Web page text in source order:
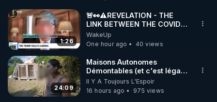
https://www.warmcook.com/14-kuvings
----------
Toutes les Vidéos sont présentes hors censure sur
la plateforme Crowdbunker :
▶ https://crowdbunker.com/v/-Lg7j4uHACY
▶ Telegram : https://t.me/rgnr_fr
▶ Facebook :
1:26
🚨👀⚠️REVELATION - THE
LINK BETWEEN THE COVID
VACCINE AND CANCER -LIEN
VACCIN COVID ET CANCER
WakeUp
One hour ago
40 views
24:09
Maisons Autonomes
Démontables (et c'est légal).
Visite éco village en
Bretagne
Il Y A Toujours L'Espoir
16 hours ago
975 views